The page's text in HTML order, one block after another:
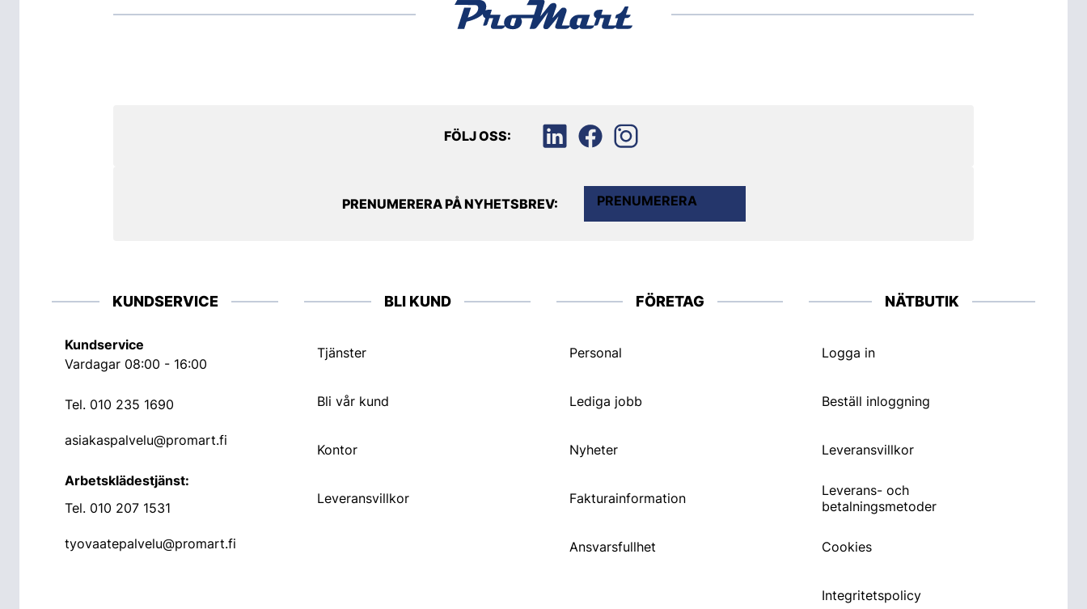
FÖLJ OSS:
PRENUMERERA PÅ NYHETSBREV: PRENUMERERA
KUNDSERVICE
Kundservice
Vardagar 08:00 - 16:00
Tel. 010 235 1690
asiakaspalvelu@promart.fi
Arbetsklädestjänst:
Tel. 010 207 1531
tyovaatepalvelu@promart.fi
BLI KUND
Tjänster
Bli vår kund
Kontor
Leveransvillkor
FÖRETAG
Personal
Lediga jobb
Nyheter
Fakturainformation
Ansvarsfullhet
NÄTBUTIK
Logga in
Beställ inloggning
Leveransvillkor
Leverans- och
betalningsmetoder
Cookies
Integritetspolicy